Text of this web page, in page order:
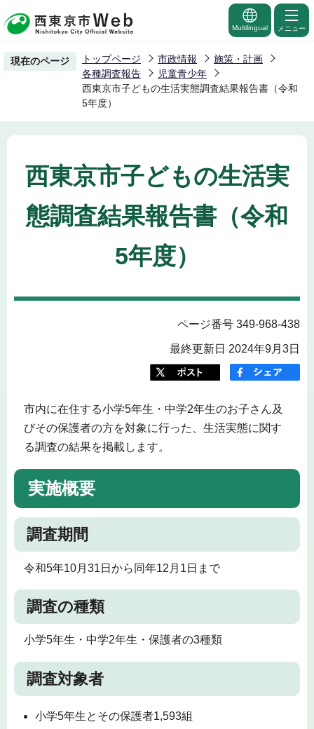
の
ー
先
頭
Multilingual メニュー
現在のページ トップページ 市政情報
施策・計画
各種調査報告
児童青少年
西東京市子どもの生活実態調査結果報告書（令和
5年度）
西東京市子どもの生活実
態調査結果報告書（令和
5年度）
ページ番号 349-968-438
最終更新日 2024年9月3日
市内に在住する小学5年生・中学2年生のお子さん及
びその保護者の方を対象に行った、生活実態に関す
る調査の結果を掲載します。
実施概要
調査期間
令和5年10月31日から同年12月1日まで
調査の種類
小学5年生・中学2年生・保護者の3種類
調査対象者
小学5年生とその保護者1,593組